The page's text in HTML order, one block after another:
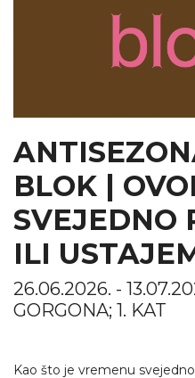
BLOK |
SVEJEDNO
ILI
26.06.2026. -
GORGONA; 1. KAT
Kao što je vremenu